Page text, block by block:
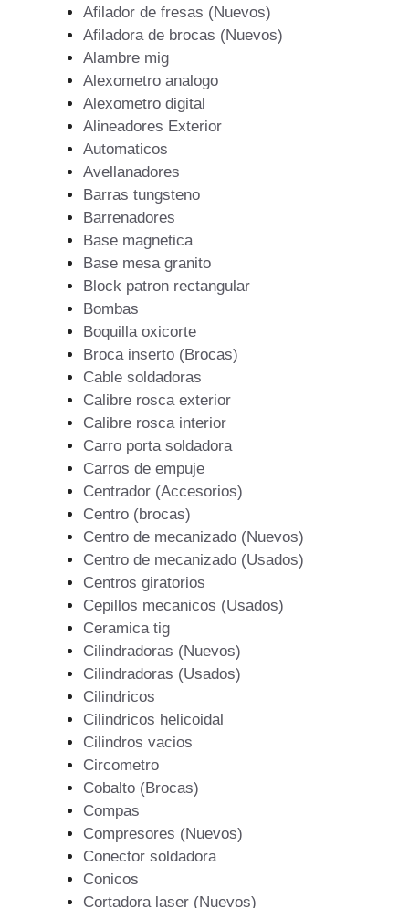
Afilador de fresas (Nuevos)
Afiladora de brocas (Nuevos)
Alambre mig
Alexometro analogo
Alexometro digital
Alineadores Exterior
Automaticos
Avellanadores
Barras tungsteno
Barrenadores
Base magnetica
Base mesa granito
Block patron rectangular
Bombas
Boquilla oxicorte
Broca inserto (Brocas)
Cable soldadoras
Calibre rosca exterior
Calibre rosca interior
Carro porta soldadora
Carros de empuje
Centrador (Accesorios)
Centro (brocas)
Centro de mecanizado (Nuevos)
Centro de mecanizado (Usados)
Centros giratorios
Cepillos mecanicos (Usados)
Ceramica tig
Cilindradoras (Nuevos)
Cilindradoras (Usados)
Cilindricos
Cilindricos helicoidal
Cilindros vacios
Circometro
Cobalto (Brocas)
Compas
Compresores (Nuevos)
Conector soldadora
Conicos
Cortadora laser (Nuevos)